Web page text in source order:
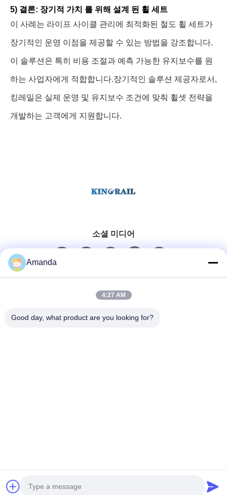
5) 결론: 장기적 가치 를 위해 설계 된 휠 세트
이 사례는 라이프 사이클 관리에 최적화된 철도 휠 세트가
장기적인 운영 이점을 제공할 수 있는 방법을 강조합니다.
이 솔루션은 특히 비용 조절과 예측 가능한 유지보수를 원
하는 사업자에게 적합합니다.장기적인 솔루션 제공자로서,
킹레일은 실제 운영 및 유지보수 조건에 맞춰 휠셋 전략을
개발하는 고객에게 지원합니다.
소셜 미디어
빠른 연락
Maanshan Kingrail Technology Co.,Ltd. . 판권 소유.
Amanda
4:27 AM
Good day, what product are you looking for?